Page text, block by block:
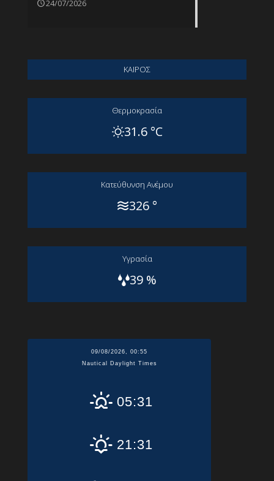
24/07/2026
ΚΑΙΡΟΣ
Θερμοκρασία
31.6 °C
Kατεύθυνση Aνέμου
326 °
Yγρασία
39 %
09/08/2026, 00:55
Nautical Daylight Times
05:31
21:31